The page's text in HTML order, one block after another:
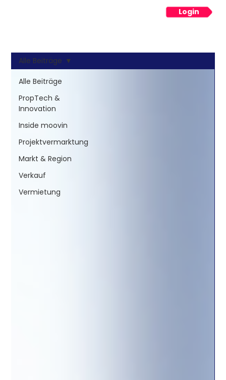
Login
Alle Beiträge
PropTech &
Innovation
Inside moovin
Projektvermarktung
Markt & Region
Verkauf
Vermietung
Alle Beiträge